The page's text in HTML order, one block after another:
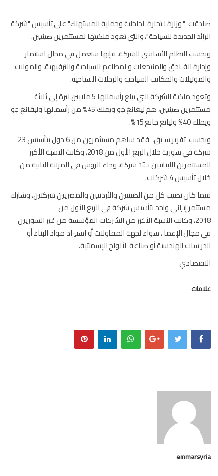
" وزارة التجارة الداخلية وحماية المستهلك" على تأسيس "شركة
الجديدة للسياحة"، والتي تعود ملكيتها لمستثمرين صينيين.
النظام الأساسي للشركة، فإنها ستعمل في مجال استثمار
الفنادق والمنتجعات والمطاعم السياحية والترفيهية، والمولات
والمكاتب السياحية والرحلات السياحية.
وتعود ملكية الشركة التي يبلغ رأسمالها 5 ملايين ليرة إلى ثلاثة
مستثمرين صينيين، هم ليغانغ جو ويملك 45% من رأسمالها وليقانغ جو
جانغ 15%.
وبحسب تقرير سابق، فقد ساهم مستثمرون من 6 دول بتأسيس 23
شركة في سورية خلال الربع الأول من 2018، وكانت النسبة الأكبر
للمستثمرين اللبنانيين بـ13 شركة، وجاء الروس في المرتبة الثانية من
تأسيس 4 شركات.
كان نصيب كل من الصينيين والأردنيين والمصريين شركتين، وشارك
إيراني واحد بتأسيس شركة في الربع الأول من
2018، وكانت النسبة الأكبر من الشركات المؤسسة من غير السوريين
الإعمار، سواء لجهة المقاولات أو استيراد مواد البناء أو
الهندسية أو صناعة الألواح الإسمنتية.